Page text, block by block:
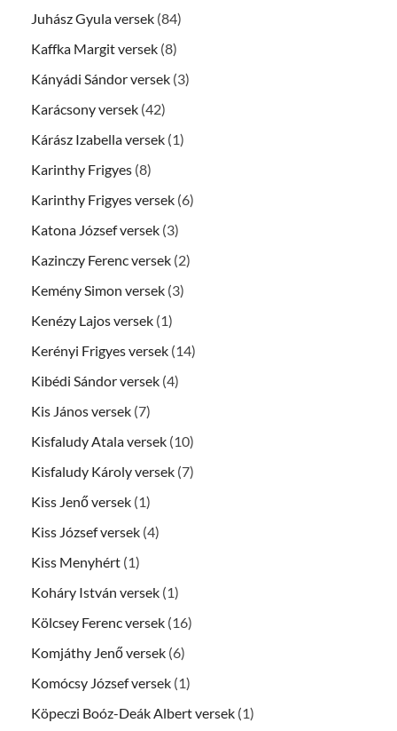
Juhász Gyula versek (84)
Kaffka Margit versek (8)
Kányádi Sándor versek (3)
Karácsony versek (42)
Kárász Izabella versek (1)
Karinthy Frigyes (8)
Karinthy Frigyes versek (6)
Katona József versek (3)
Kazinczy Ferenc versek (2)
Kemény Simon versek (3)
Kenézy Lajos versek (1)
Kerényi Frigyes versek (14)
Kibédi Sándor versek (4)
Kis János versek (7)
Kisfaludy Atala versek (10)
Kisfaludy Károly versek (7)
Kiss Jenő versek (1)
Kiss József versek (4)
Kiss Menyhért (1)
Koháry István versek (1)
Kölcsey Ferenc versek (16)
Komjáthy Jenő versek (6)
Komócsy József versek (1)
Köpeczi Boóz-Deák Albert versek (1)